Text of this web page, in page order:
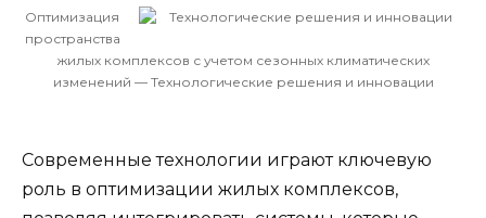
Оптимизация
пространства
жилых комплексов с учетом сезонных климатических
изменений — Технологические решения и инновации
Современные технологии играют ключевую
роль в оптимизации жилых комплексов,